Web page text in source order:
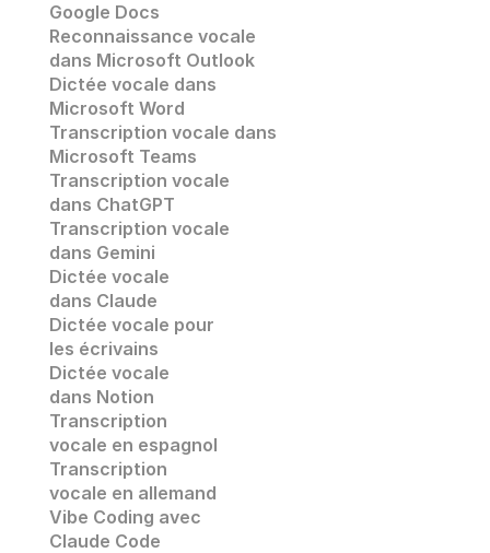
Google Docs
Reconnaissance vocale
dans Microsoft Outlook
Dictée vocale dans
Microsoft Word
Transcription vocale dans
Microsoft Teams
Transcription vocale
dans ChatGPT
Transcription vocale
dans Gemini
Dictée vocale
dans Claude
Dictée vocale pour
les écrivains
Dictée vocale
dans Notion
Transcription
vocale en espagnol
Transcription
vocale en allemand
Vibe Coding avec
Claude Code